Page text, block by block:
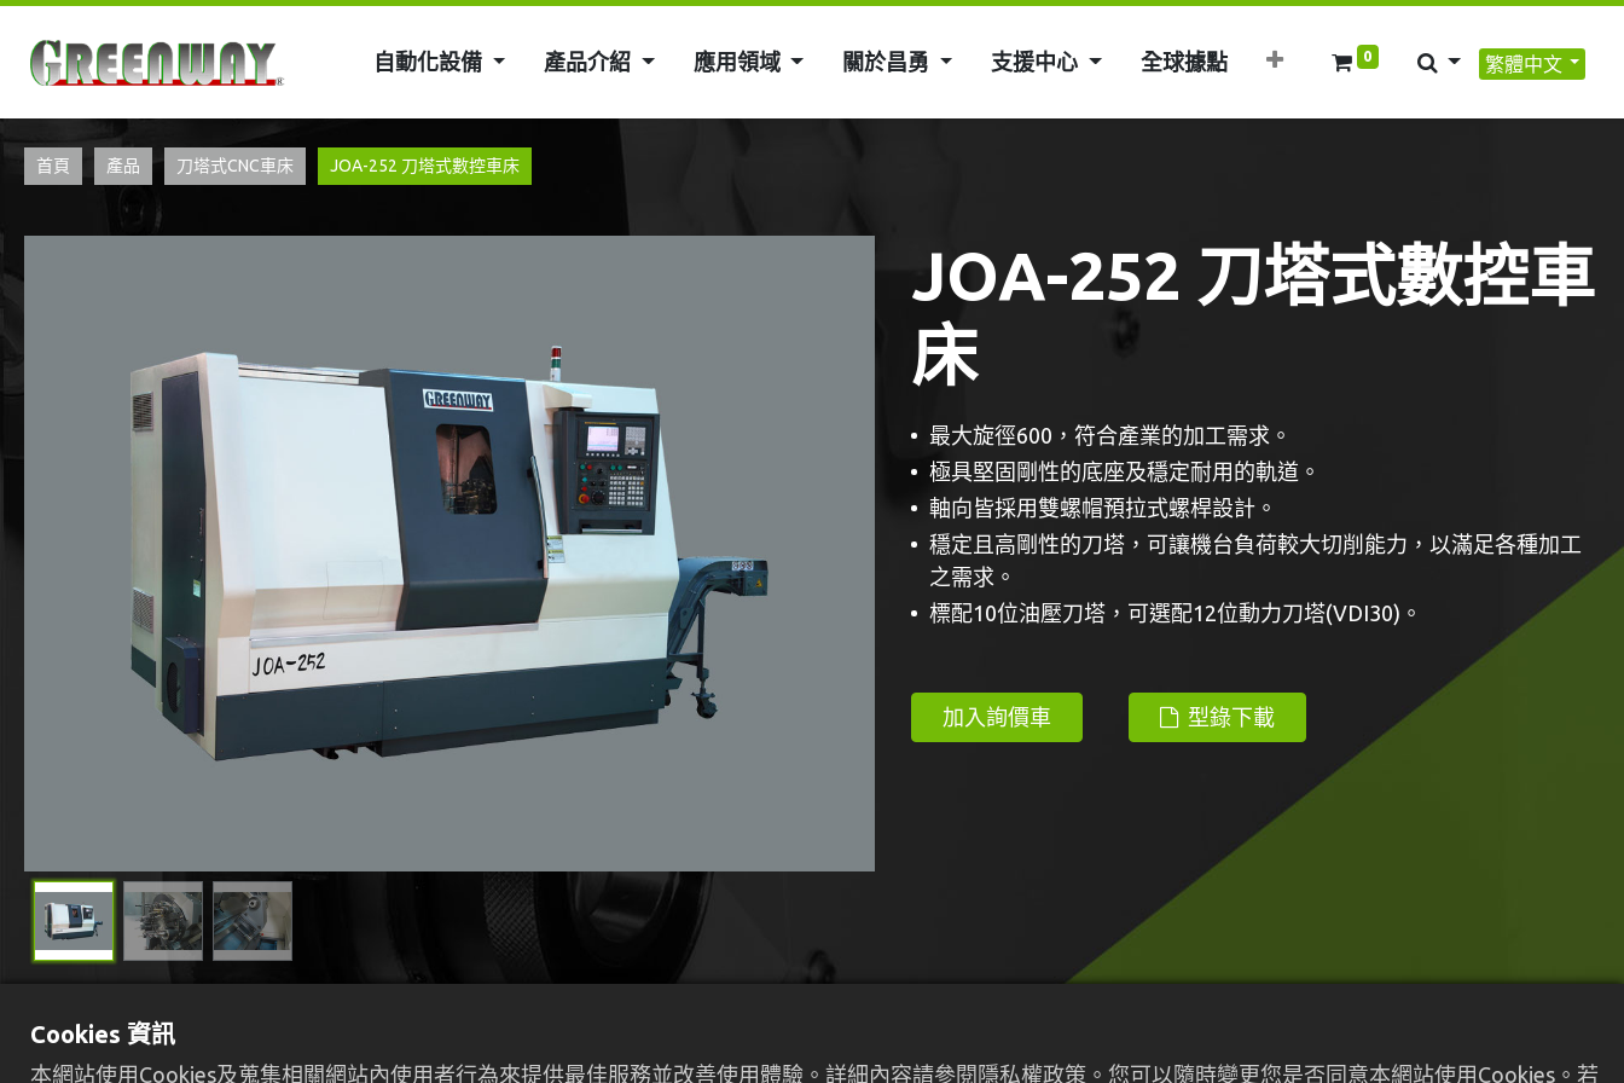
自動化設備 產品介紹 應用領域 關於昌勇 支援中心 全球據點 0 繁體中文
首頁 產品 刀塔式CNC車床 JOA-252 刀塔式數控車床
JOA-252 刀塔式數控車
床
最大旋徑600，符合產業的加工需求。
極具堅固剛性的底座及穩定耐用的軌道。
軸向皆採用雙螺帽預拉式螺桿設計。
穩定且高剛性的刀塔，可讓機台負荷較大切削能力，以滿足各種加工
之需求。
標配10位油壓刀塔，可選配12位動力刀塔(VDI30)。
型錄下載
加入詢價車
Cookies 資訊
本網站使用Cookies及蒐集相關網站內使用者行為來提供最佳服務並改善使用體驗。詳細內容請參閱隱私權政策。您可以隨時變更您是否同意本網站使用Cookies。若